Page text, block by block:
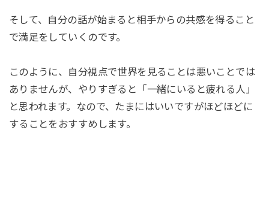
そして、自分の話が始まると相手からの共感を得ること
で満足をしていくのです。
このように、自分視点で世界を見ることは悪いことでは
ありませんが、やりすぎると「一緒にいると疲れる人」
と思われます。なので、たまにはいいですがほどほどに
することをおすすめします。